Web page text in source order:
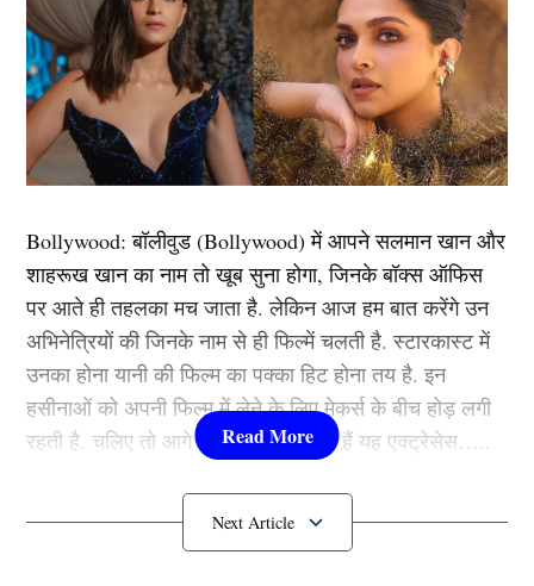
दरअसल भारत के पडोसी देश पाकिस्तान की आर्थिक स्थिति काफी
कमज़ोर हो गयी है. इमरान खान की सरकार का भी तख्ता पलट हो
चूका है. पूरा देश आर्थिक संकट से गुजरने के साथ-साथ विदेशी
कर्ज के नीचे भी दबता ही जा रहा है. हाल ही में श्रीलंका में भी
आर्थिक संकट के बारे में तो आप जानते ही होंगे.
थी और उस परेशानी पर मोहम्मद हफीज ने ट्वीट कर पाकिस्तान में
बनी नई सरकार की पोल खोली थी. इसी बीच पाकिस्तान के
अंपायर असद रऊफ (Asad Rauf) का जूते बेचते हुए फोटो काफी
वायरल हो रहा है. हाल ही में एक पत्रकार ने उनसे पूछा कि क्या
आप इस काम से खुश हैं तो असद रऊफ ने इसके जबाव में कहा,
“मैं जिस काम को करता हूं, उस काम की पीक पर जाता हूँ. मैंने
कपडे बेचने का काम शुरू किया इसकी पीक पर गया. मैं जो काम
छोड़ देता हूँ. उसे छोड़ ही देता हूँ, मैं अब कोई क्रिकेट मैच नहीं
Next Article
Bollywood:बॉलीवुड (Bollywood)में आपने सलमान खान और
शाहरूख खान का नाम तो खूब सुना होगा, जिनके बॉक्स ऑफिस
पर आते ही तहलका मच जाता है. लेकिन आज हम बात करेंगे उन
अभिनेत्रियों की जिनके नाम से ही फिल्में चलती है. स्टारकास्ट में
उनका होना यानी की फिल्म का पक्का हिट होना तय है. इन
हसीनाओं को अपनी फिल्म में लेने के लिए मेकर्स के बीच होड़ लगी
रहती है. चलिए तो आगे जानते हैं कौन-कौन हैं यह एक्ट्रेसेस…..
कौन हैंBollywood की यह हसीनाएं?